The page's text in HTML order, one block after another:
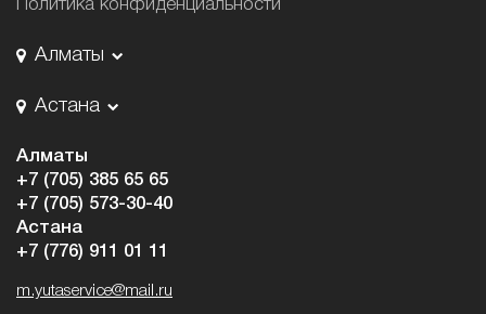
Политика конфиденциальности
Алматы
Астана
Алматы
+7 (705) 385 65 65
+7 (705) 573-30-40
Астана
+7 (776) 911 01 11
m.yutaservice@mail.ru